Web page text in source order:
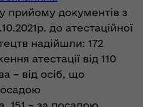
прийому документів з
до атестаційної
надійшли: 172
атестації від 110
– від осіб, що